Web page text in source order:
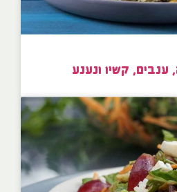
ענבים, קשיו ונענע